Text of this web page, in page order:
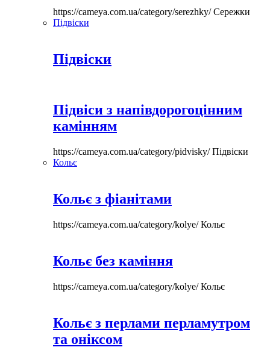
https://cameya.com.ua/category/serezhky/Сережки
Підвіски
Підвіски
Підвіси з напівдорогоцінним
камінням
https://cameya.com.ua/category/pidvisky/Підвіски
Кольє
Кольє з фіанітами
https://cameya.com.ua/category/kolye/Кольє
Кольє без каміння
https://cameya.com.ua/category/kolye/Кольє
Кольє з перлами перламутром
та оніксом